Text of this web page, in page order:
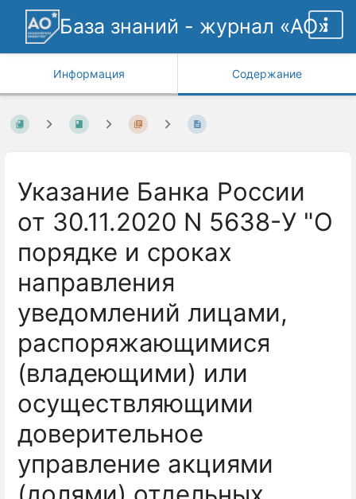
База знаний - журнал «АО»
Информация Содержание
Указание Банка России
от 30.11.2020 N 5638-У "О
порядке и сроках
направления
уведомлений лицами,
распоряжающимися
(владеющими) или
осуществляющими
доверительное
управление акциями